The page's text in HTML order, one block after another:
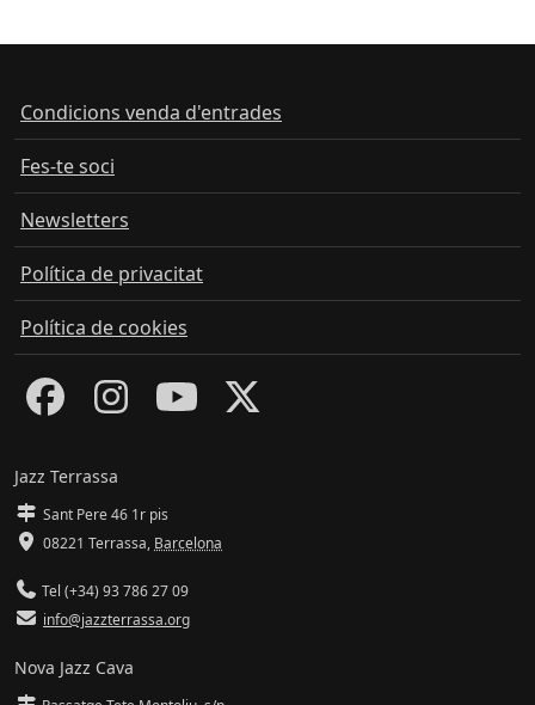
Condicions venda d'entrades
Fes-te soci
Newsletters
Política de privacitat
Política de cookies
Jazz Terrassa
Sant Pere 46 1r pis
08221 Terrassa, Barcelona
Tel (+34) 93 786 27 09
info@jazzterrassa.org
Nova Jazz Cava